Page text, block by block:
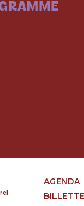
AGENDA